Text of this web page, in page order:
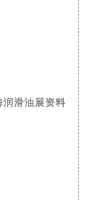
滑油展资料